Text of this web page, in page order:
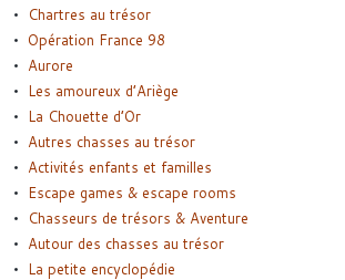
Chartres au trésor
Opération France 98
Aurore
Les amoureux d’Ariège
La Chouette d’Or
Autres chasses au trésor
Activités enfants et familles
Escape games & escape rooms
Chasseurs de trésors & Aventure
Autour des chasses au trésor
La petite encyclopédie